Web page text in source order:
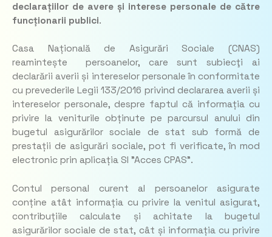
declarațiilor de avere și interese personale de către
funcționarii publici.
Casa Națională de Asigurări Sociale (CNAS)
reamintește persoanelor, care sunt subiecţi ai
declarării averii și intereselor personale în conformitate
cu prevederile Legii 133/2016 privind declararea averii și
intereselor personale, despre faptul că informația cu
privire la veniturile obținute pe parcursul anului din
bugetul asigurărilor sociale de stat sub formă de
prestații de asigurări sociale, pot fi verificate, în mod
electronic prin aplicația SI ”Acces CPAS”.
Contul personal curent al persoanelor asigurate
conține atât informația cu privire la venitul asigurat,
contribuțiile calculate și achitate la bugetul
asigurărilor sociale de stat, cât și informația cu privire